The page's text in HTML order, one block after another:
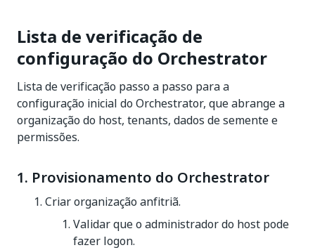
Lista de verificação de
configuração do Orchestrator
Lista de verificação passo a passo para a
configuração inicial do Orchestrator, que abrange a
organização do host, tenants, dados de semente e
permissões.
1. Provisionamento do Orchestrator
Criar organização anfitriã.
Validar que o administrador do host pode
fazer logon.